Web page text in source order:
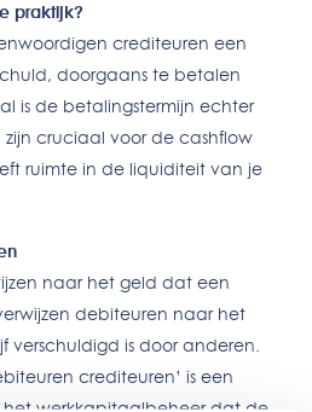
praktijk?
crediteuren een
doorgaans te betalen
is de betalingstermijn echter
zijn cruciaal voor de cashflow
ruimte in de liquiditeit van je
naar het geld dat een
debiteuren naar het
is door anderen.
crediteuren’ is een